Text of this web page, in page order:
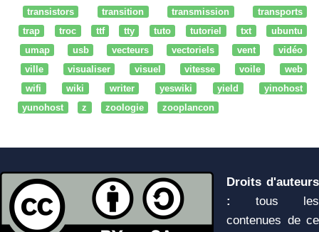
transistors
transition transmission
transports
trap
troc ttf tty tuto tutoriel txt
ubuntu
umap
usb vecteurs vectoriels vent
vidéo
ville
visualiser visuel vitesse voile
web
wifi
wiki writer yeswiki yield
yinohost
yunohost
z zoologie zooplancon
Droits d'auteurs
:
tous les
contenues de ce